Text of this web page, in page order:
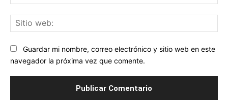
Guardar mi nombre, correo electrónico y sitio web en este
navegador la próxima vez que comente.